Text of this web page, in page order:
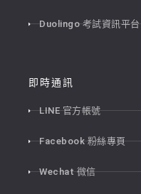
Duolingo 考試資訊平台
即時通訊
LINE 官方帳號
Facebook 粉絲專頁
Wechat 微信